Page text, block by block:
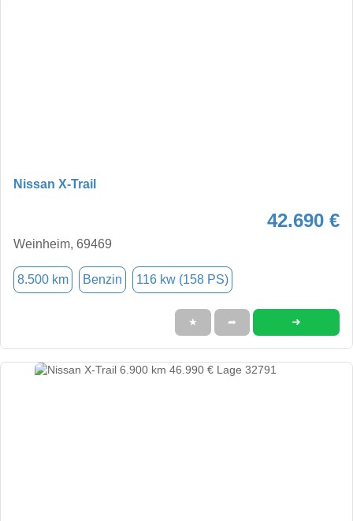
Nissan X-Trail
42.690 €
Weinheim, 69469
8.500 km Benzin 116 kw (158 PS)
★ ➦ ➜